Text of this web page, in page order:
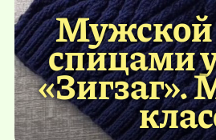
спицами
«Зигзаг».